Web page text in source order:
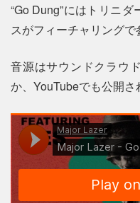
“Go Dung”にはトリニ
スがフィーチャリングで
音源はサウンドクラウ
か、YouTubeでも公開さ